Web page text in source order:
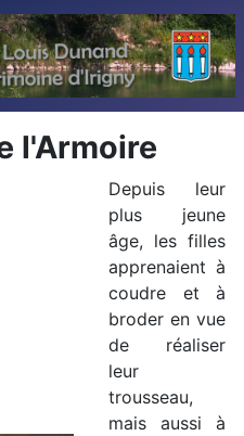
l'Armoire
Depuis leur
plus jeune
âge, les filles
apprenaient à
coudre et à
broder en vue
de réaliser
leur
trousseau,
mais aussi à